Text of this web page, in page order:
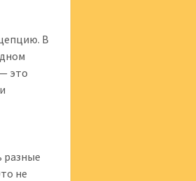
В
это
разные
не